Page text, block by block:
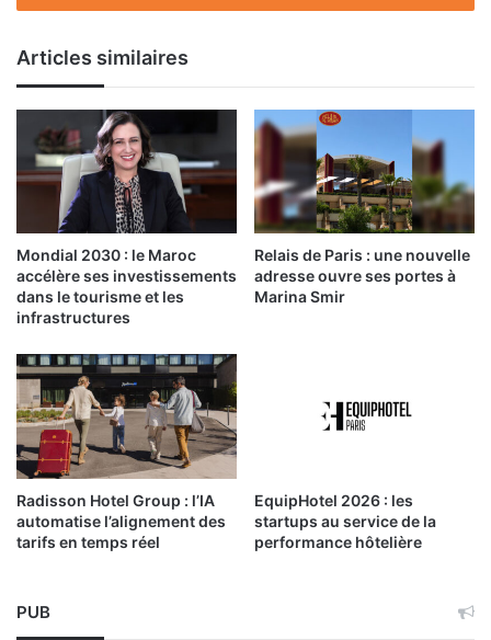
Articles similaires
Mondial 2030 : le Maroc
accélère ses investissements
dans le tourisme et les
infrastructures
Relais de Paris : une nouvelle
adresse ouvre ses portes à
Marina Smir
Radisson Hotel Group : l’IA
automatise l’alignement des
tarifs en temps réel
EquipHotel 2026 : les
startups au service de la
performance hôtelière
PUB